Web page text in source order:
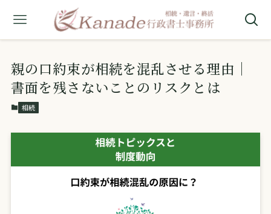
親の口約束が相続を混乱させる理由｜
書面を残さないことのリスクとは
相続